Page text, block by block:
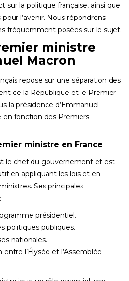
sur la politique française, ainsi que
l’avenir. Nous répondrons
fréquemment posées sur le sujet.
ministre
Macron
repose sur une séparation des
de la République et le Premier
la présidence d’Emmanuel
en fonction des Premiers
ministre en France
le chef du gouvernement et est
en appliquant les lois et en
Ses principales
présidentiel.
politiques publiques.
nationales.
l’Élysée et l’Assemblée